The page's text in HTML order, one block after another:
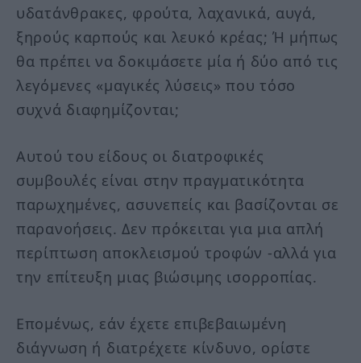
υδατάνθρακες, φρούτα, λαχανικά, αυγά,
ξηρούς καρπούς και λευκό κρέας; Ή μήπως
θα πρέπει να δοκιμάσετε μία ή δύο από τις
λεγόμενες «μαγικές λύσεις» που τόσο
συχνά διαφημίζονται;
Αυτού του είδους οι διατροφικές
συμβουλές είναι στην πραγματικότητα
παρωχημένες, ασυνεπείς και βασίζονται σε
παρανοήσεις. Δεν πρόκειται για μια απλή
περίπτωση αποκλεισμού τροφών -αλλά για
την επίτευξη μιας βιώσιμης ισορροπίας.
Επομένως, εάν έχετε επιβεβαιωμένη
διάγνωση ή διατρέχετε κίνδυνο, ορίστε